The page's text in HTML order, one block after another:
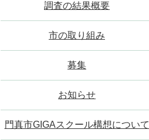
調査の結果概要
市の取り組み
募集
お知らせ
門真市GIGAスクール構想について